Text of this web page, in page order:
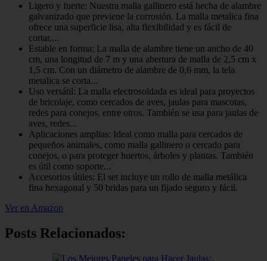
Ligero y fuerte: Nuestra malla gallinero está hecha de alambre
galvanizado que previene la corrosión. La malla metalica fina
ofrece una superficie lisa, alta flexibilidad y es fácil de
cortar,...
Estable en forma: La malla de alambre tiene un ancho de 40
cm, una longitud de 7 m y una abertura de malla de 2,5 cm x
1,5 cm. Con un diámetro de alambre de 0,6 mm, la tela
metalica se corta...
Uso versátil: La malla electrosoldada es ideal para proyectos
de bricolaje, como cercados de aves, jaulas para mascotas,
redes para conejos, entre otros. También se usa para jaulas de
aves, redes...
Aplicaciones amplias: Ideal como malla para cercados de
pequeños animales, como malla gallinero o cercado para
conejos, o para proteger huertos, árboles y plantas. También
es útil como soporte...
Accesorios útiles: El set incluye un rollo de malla metálica
fina hexagonal y 50 bridas para un fijado seguro y fácil.
Ver en Amazon
Posts Relacionados: